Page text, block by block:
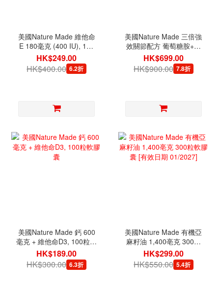
美國Nature Made 維他命
E 180毫克 (400 IU), 180
粒軟膠囊
HK$249.00
HK$400.00 6.2折
美國Nature Made 三倍強
效關節配方 葡萄糖胺+軟
骨素+MSM+D3 200片
HK$699.00
HK$900.00 7.8折
美國Nature Made 鈣 600
毫克 + 維他命D3, 100粒軟
膠囊
HK$189.00
HK$300.00 6.3折
美國Nature Made 有機亞
麻籽油 1,400亳克 300粒
軟膠囊 [有效日期
01/2027]
HK$299.00
HK$550.00 5.4折